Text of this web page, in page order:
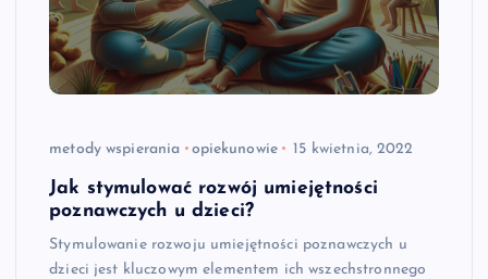
metody wspierania opiekunowie 15 kwietnia, 2022
Jak stymulować rozwój umiejętności
poznawczych u dzieci?
Stymulowanie rozwoju umiejętności poznawczych u
dzieci jest kluczowym elementem ich wszechstronnego